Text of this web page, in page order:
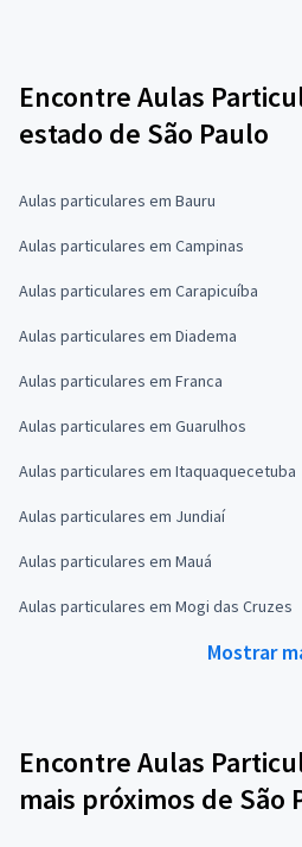
Encontre Aulas
estado de São Paulo
Aulas particulares em Bauru
Aulas particulares em Campinas
Aulas particulares em Carapicuíba
Aulas particulares em Diadema
Aulas particulares em Franca
Aulas particulares em Guarulhos
Aulas particulares em Itaquaquecetuba
Aulas particulares em Jundiaí
Aulas particulares em Mauá
Aulas particulares em Mogi das Cruzes
Mostrar
Encontre Aulas
mais próximos de São